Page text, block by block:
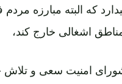
که البته مبارزه
اشغالی خارج کند،
شورای امنیت سعی و